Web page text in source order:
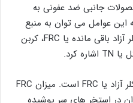
جانبی ضد عفونی به
این عوامل می توان به منبع
آب، غلظت یون برم، دوز کلر، دما، کلر آزاد باقی مانده یا FRC، کربن
مهم ترین عامل DBP، باقی ماندن کلر آزاد یا FRC است. میزان FRC
در استخر های سر پوشیده